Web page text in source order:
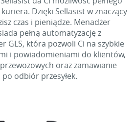
Dzięki Sellasist w znaczący
czas i pieniądze. Menadżer
pełną automatyzację z
GLS, która pozwoli Ci na szybkie
i powiadomieniami do klientów,
oraz zamawianie
odbiór przesyłek.